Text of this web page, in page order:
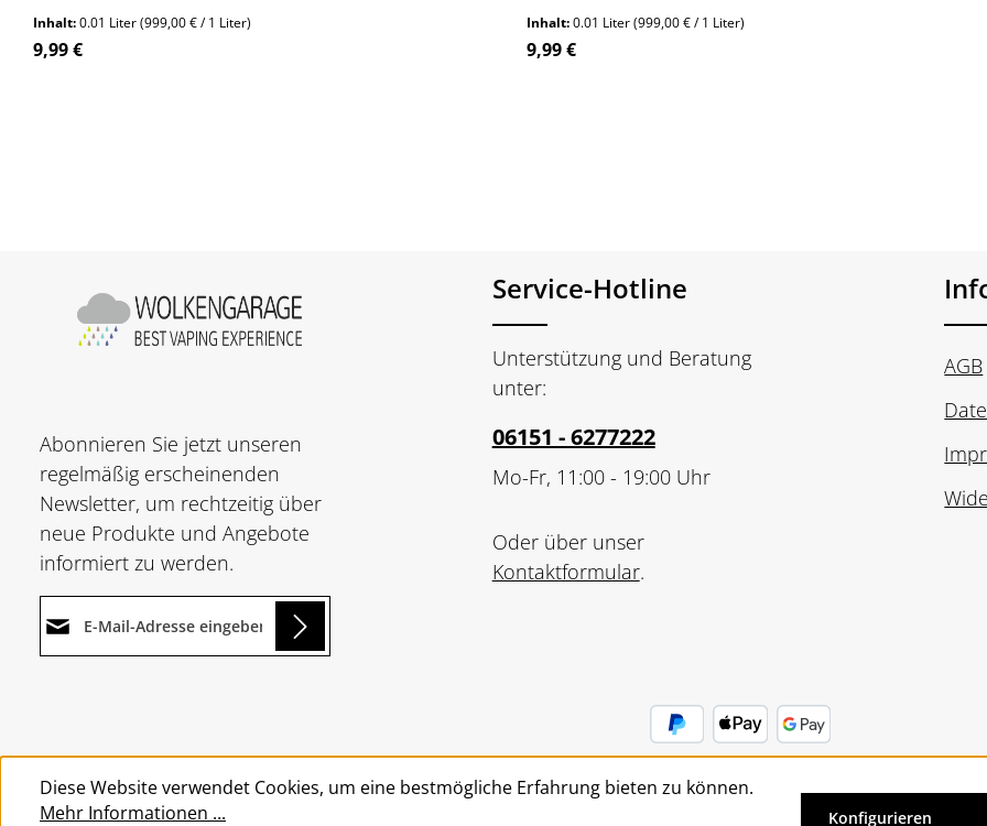
Inhalt:0.01 Liter(999,00 € / 1 Liter)
Regulärer Preis:
9,99 €
Inhalt:0.01 Liter(999,00 € / 1 Liter)
Regulärer Preis:
9,99 €
Abonnieren Sie jetzt unseren
regelmäßig erscheinenden
Newsletter, um rechtzeitig über
neue Produkte und Angebote
informiert zu werden.
zur Kenntnis genommen und
dieAGBgelesen und bin mit
die oben abgebildeten Zeichen
ein*
Pflichtfelder.
Service-Hotline
Unterstützung und Beratung
unter:
06151 - 6277222
Mo-Fr, 11:00 - 19:00 Uhr
Oder über unser
Kontaktformular.
AGB
Diese Website verwendet Cookies, um eine bestmögliche Erfahrung bieten zu können.
Mehr Informationen ...
Konfigurieren